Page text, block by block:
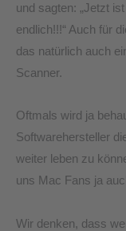
und sagten: „Jetzt
endlich!!!“ Auch für
das natürlich auch
Scanner.
Oftmals wird ja
Softwarehersteller
weiter leben zu
uns Mac Fans ja
Wir denken, dass